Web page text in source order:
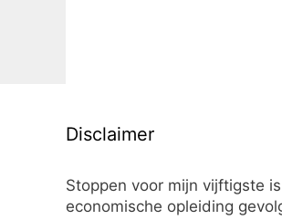
Disclaimer
Stoppen voor mijn vijftigste
economische opleiding